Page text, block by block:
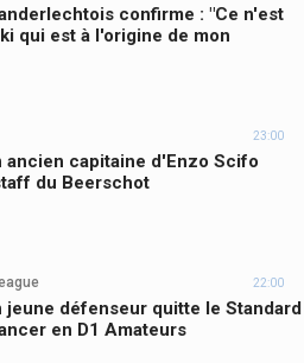
confirme : "Ce n'est
qui est à l'origine de mon
23:00
ancien capitaine d'Enzo Scifo
du Beerschot
22:00
jeune défenseur quitte le Standard
en D1 Amateurs